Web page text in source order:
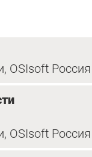
OSIsoft Россия
OSIsoft Россия